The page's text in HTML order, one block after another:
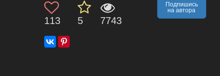
113 5 7743
Подпишись
на автора